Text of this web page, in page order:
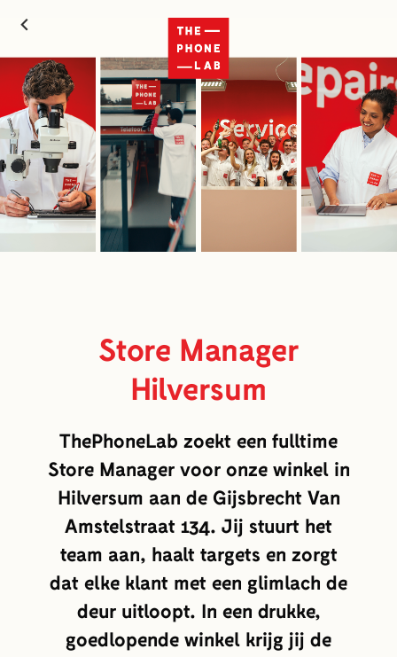
Store Manager
Hilversum
ThePhoneLab zoekt een fulltime
Store Manager voor onze winkel in
Hilversum aan de Gijsbrecht Van
Amstelstraat 134. Jij stuurt het
team aan, haalt targets en zorgt
dat elke klant met een glimlach de
deur uitloopt. In een drukke,
goedlopende winkel krijg jij de